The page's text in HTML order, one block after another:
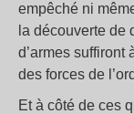
empêché ni
la découverte de
d’armes suffiront
des forces de
Et à côté de ces